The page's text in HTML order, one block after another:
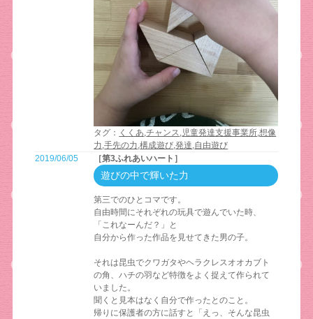
タグ： くくあ,チャンス,児童発達支援事業所,想像
力,手先の力,構成遊び,発達,自由遊び
2019/06/05
［第3ふれあいハート］
遊びの中で輝いた力
第三でのひとコマです。
自由時間にそれぞれの玩具で遊んでいた時、
「これなーんだ？」と
自分から作った作品を見せてきた男の子。
それは昆虫でクワガタやヘラクレスオオカブト
の角、ハチの羽など特徴をよく捉えて作られて
いました。
聞くと見本はなく自分で作ったとのこと。
帰りに保護者の方に話すと「えっ、そんな昆虫